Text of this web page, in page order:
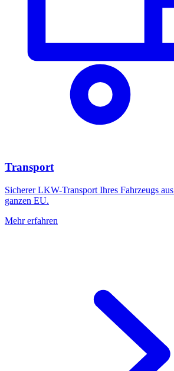
Transport
Sicherer LKW-Transport Ihres Fahrzeugs
ganzen EU.
Mehr erfahren